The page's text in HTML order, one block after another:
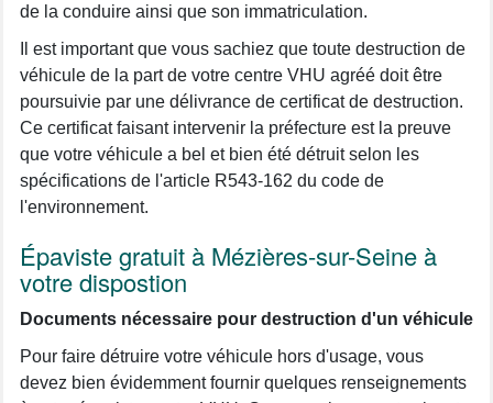
de la conduire ainsi que son immatriculation.
Il est important que vous sachiez que toute destruction de
véhicule de la part de votre centre VHU agréé doit être
poursuivie par une délivrance de certificat de destruction.
Ce certificat faisant intervenir la préfecture est la preuve
que votre véhicule a bel et bien été détruit selon les
spécifications de l'article R543-162 du code de
l'environnement.
Épaviste gratuit à Mézières-sur-Seine à
votre dispostion
Documents nécessaire pour destruction d'un véhicule
Pour faire détruire votre véhicule hors d'usage, vous
devez bien évidemment fournir quelques renseignements